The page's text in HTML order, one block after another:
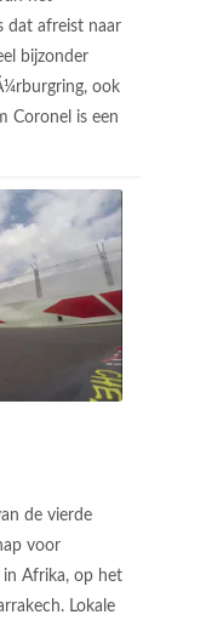
dat afreist naar
bijzonder
ook
Coronel is een
de vierde
voor
Afrika, op het
Lokale